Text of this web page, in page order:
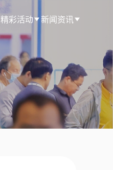
精彩活动 新闻资讯